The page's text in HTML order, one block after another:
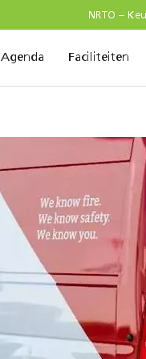
NRTO –
Agenda Faciliteiten